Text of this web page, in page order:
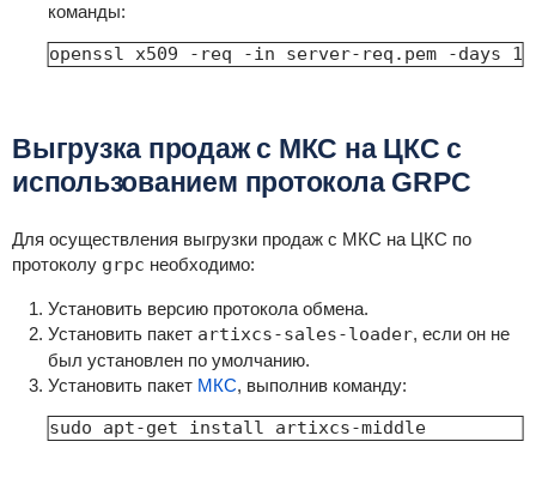
команды:
openssl x509 -req -in server-req.pem -days
Выгрузка продаж с МКС на ЦКС с
использованием протокола GRPC
Для осуществления выгрузки продаж с МКС на ЦКС по
протоколу grpc необходимо:
Установить версию протокола обмена.
Установить пакет artixcs-sales-loader, если он не
был установлен по умолчанию.
Установить пакет МКС, выполнив команду:
sudo apt-get install artixcs-middle